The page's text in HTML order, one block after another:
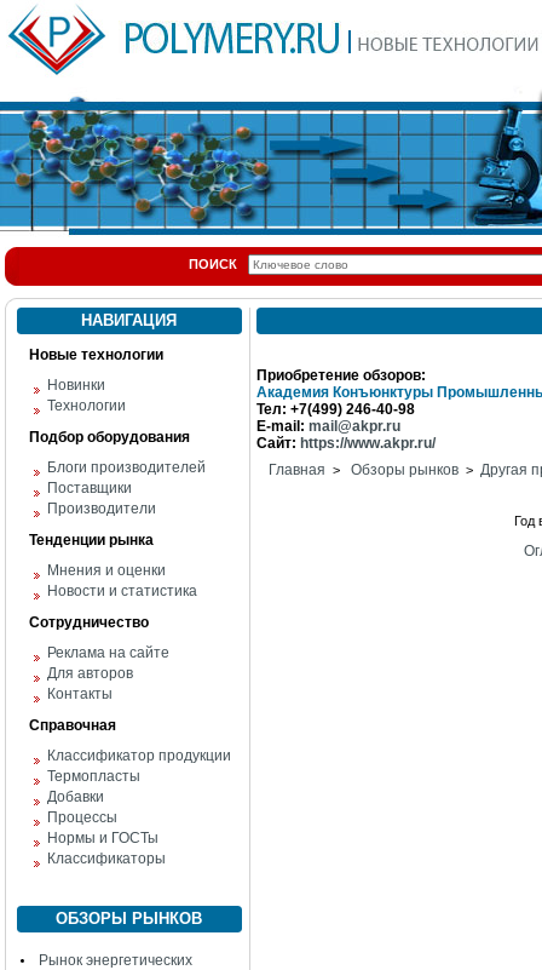
ПОИСК
НАВИГАЦИЯ
Новые технологии
Новинки
Технологии
Подбор оборудования
Блоги производителей
Поставщики
Производители
Тенденции рынка
Мнения и оценки
Новости и статистика
Сотрудничество
Реклама на сайте
Для авторов
Контакты
Справочная
Классификатор продукции
Термопласты
Добавки
Процессы
Нормы и ГОСТы
Классификаторы
ОБЗОРЫ РЫНКОВ
Рынок энергетических
Приобретение обзоров:
Академия Конъюнктуры
Тел: +7(499) 246-40-98
E-mail: mail@akpr.ru
Сайт: https://www.akpr.ru/
Главная > Обзоры рынков > Другая
Год